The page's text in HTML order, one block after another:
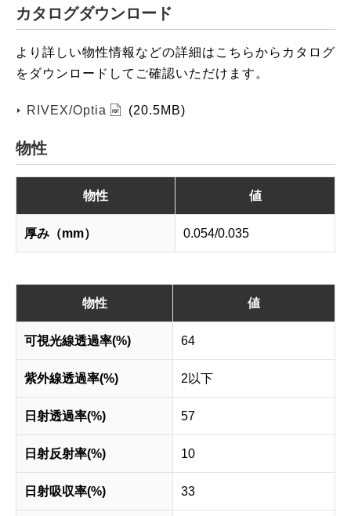
カタログダウンロード
より詳しい物性情報などの詳細はこちらからカタログ
をダウンロードしてご確認いただけます。
RIVEX/Optia (20.5MB)
物性
物性 値
厚み（mm） 0.054/0.035
物性 値
可視光線透過率(%) 64
紫外線透過率(%) 2以下
日射透過率(%) 57
日射反射率(%) 10
日射吸収率(%) 33